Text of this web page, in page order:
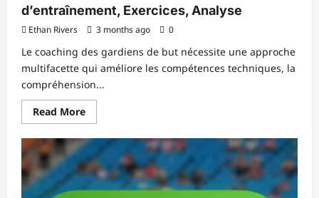
d’entraînement, Exercices, Analyse
Ethan Rivers 3 months ago 0
Le coaching des gardiens de but nécessite une approche
multifacette qui améliore les compétences techniques, la
compréhension...
Read MoreRead
more
Entraîneur
de
gardiens
de
but
: